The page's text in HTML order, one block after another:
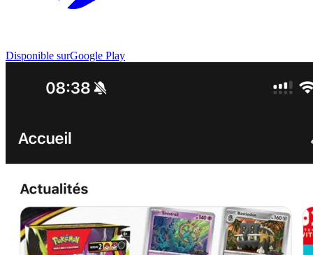
Disponible surGoogle Play